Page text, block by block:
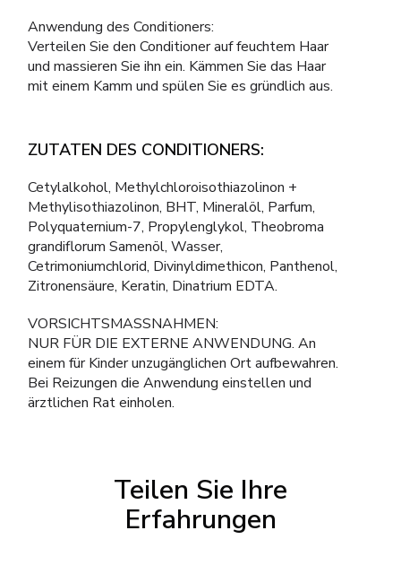
Anwendung des Conditioners:
Verteilen Sie den Conditioner auf feuchtem Haar
und massieren Sie ihn ein. Kämmen Sie das Haar
mit einem Kamm und spülen Sie es gründlich aus.
ZUTATEN DES CONDITIONERS:
Cetylalkohol, Methylchloroisothiazolinon +
Methylisothiazolinon, BHT, Mineralöl, Parfum,
Polyquaternium-7, Propylenglykol, Theobroma
grandiflorum Samenöl, Wasser,
Cetrimoniumchlorid, Divinyldimethicon, Panthenol,
Zitronensäure, Keratin, Dinatrium EDTA.
VORSICHTSMASSNAHMEN:
NUR FÜR DIE EXTERNE ANWENDUNG. An
einem für Kinder unzugänglichen Ort aufbewahren.
Bei Reizungen die Anwendung einstellen und
ärztlichen Rat einholen.
Teilen Sie Ihre
Erfahrungen